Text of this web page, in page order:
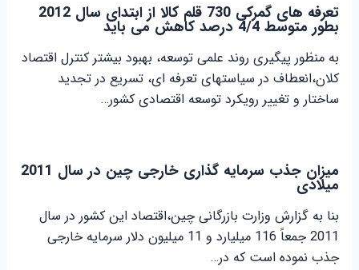
تعرفه های گمرکی 730 قلم کالا از ابتدای سال 2012
بطور متوسط 4/4 درصد کاهش می باید
به منظور پیگیری روند علمی توسعه، بهبود بیشتر کنترل اقتصاد
کلان،انعطاف در سیاستهای تعرفه ای، تسریع در تجدید
ساختار و تغییر رویکرد توسعه اقتصادی کشور…
میزان جذب سرمایه گذاری خارجی چین در سال 2011
میلادی
بنا به گزارش وزارت بازرگانی چین،اقتصاد این کشور در سال
2011 جمعاً 116 میلیارد و 11 میلیون دلار سرمایه خارجی
جذب نموده است که در…